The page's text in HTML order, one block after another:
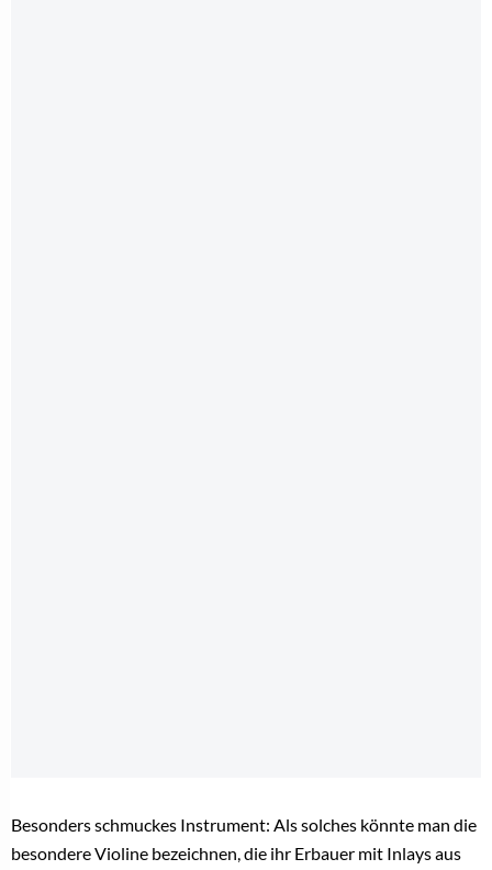
Besonders schmuckes Instrument: Als solches könnte man die
besondere Violine bezeichnen, die ihr Erbauer mit Inlays aus